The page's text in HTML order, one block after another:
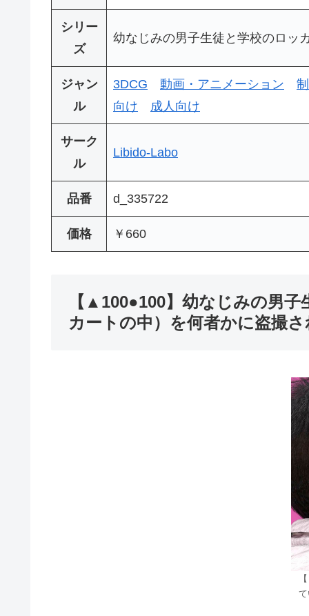
シリー
ズ
幼なじみの男子生徒と学校のロ
ジャン
ル
3DCG 動画・アニメーション
向け
成人向け
サーク
ル
Libido-Labo
品番 d_335722
価格 ￥660
【▲100●100】幼なじみの男
カートの中）を何者かに盗撮